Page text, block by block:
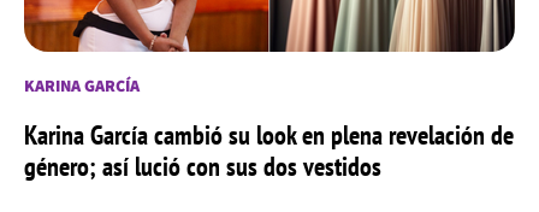
KARINA GARCÍA
Karina García cambió su look en plena revelación de
género; así lució con sus dos vestidos